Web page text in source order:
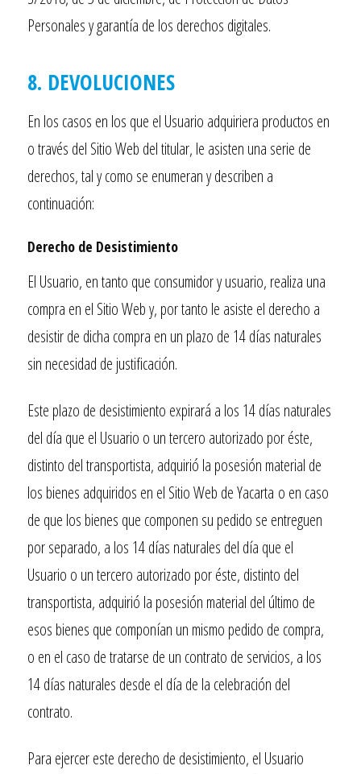
Personales y garantía de los derechos digitales.
8. DEVOLUCIONES
En los casos en los que el Usuario adquiriera productos en
o través del Sitio Web del titular, le asisten una serie de
derechos, tal y como se enumeran y describen a
continuación:
Derecho de Desistimiento
El Usuario, en tanto que consumidor y usuario, realiza una
compra en el Sitio Web y, por tanto le asiste el derecho a
desistir de dicha compra en un plazo de 14 días naturales
sin necesidad de justificación.
Este plazo de desistimiento expirará a los 14 días naturales
del día que el Usuario o un tercero autorizado por éste,
distinto del transportista, adquirió la posesión material de
los bienes adquiridos en el Sitio Web deYacarta o en caso
de que los bienes que componen su pedido se entreguen
por separado, a los 14 días naturales del día que el
Usuario o un tercero autorizado por éste, distinto del
transportista, adquirió la posesión material del último de
esos bienes que componían un mismo pedido de compra,
o en el caso de tratarse de un contrato de servicios, a los
14 días naturales desde el día de la celebración del
contrato.
Para ejercer este derecho de desistimiento, el Usuario